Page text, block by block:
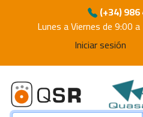
(+34)
Lunes a Viernes de 9:00
Iniciar sesión